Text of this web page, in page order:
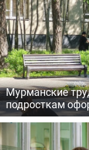
Мурманские
подросткам